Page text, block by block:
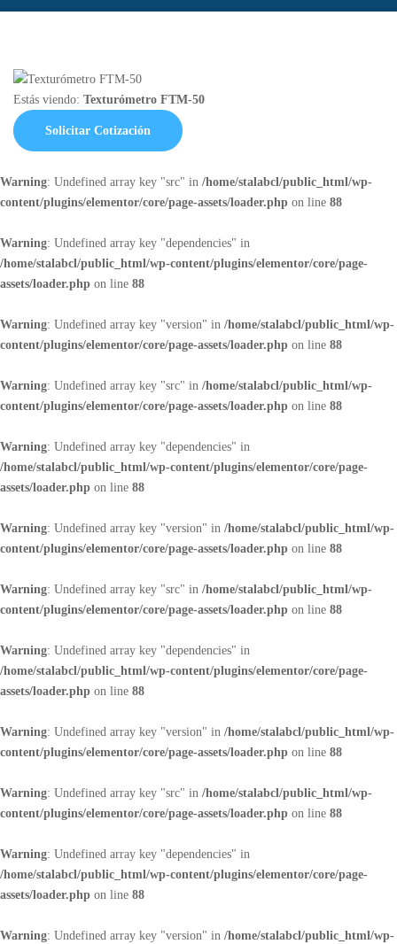
Estás viendo: Texturómetro FTM-50
Solicitar Cotización
Warning: Undefined array key "src" in /home/stalabcl/public_html/wp-
content/plugins/elementor/core/page-assets/loader.php on line 88
Warning: Undefined array key "dependencies" in
/home/stalabcl/public_html/wp-content/plugins/elementor/core/page-
assets/loader.php on line 88
Warning: Undefined array key "version" in /home/stalabcl/public_html/wp-
content/plugins/elementor/core/page-assets/loader.php on line 88
Warning: Undefined array key "src" in /home/stalabcl/public_html/wp-
content/plugins/elementor/core/page-assets/loader.php on line 88
Warning: Undefined array key "dependencies" in
/home/stalabcl/public_html/wp-content/plugins/elementor/core/page-
assets/loader.php on line 88
Warning: Undefined array key "version" in /home/stalabcl/public_html/wp-
content/plugins/elementor/core/page-assets/loader.php on line 88
Warning: Undefined array key "src" in /home/stalabcl/public_html/wp-
content/plugins/elementor/core/page-assets/loader.php on line 88
Warning: Undefined array key "dependencies" in
/home/stalabcl/public_html/wp-content/plugins/elementor/core/page-
assets/loader.php on line 88
Warning: Undefined array key "version" in /home/stalabcl/public_html/wp-
content/plugins/elementor/core/page-assets/loader.php on line 88
Warning: Undefined array key "src" in /home/stalabcl/public_html/wp-
content/plugins/elementor/core/page-assets/loader.php on line 88
Warning: Undefined array key "dependencies" in
/home/stalabcl/public_html/wp-content/plugins/elementor/core/page-
assets/loader.php on line 88
Warning: Undefined array key "version" in /home/stalabcl/public_html/wp-